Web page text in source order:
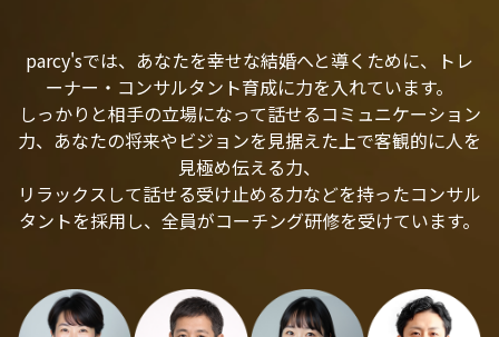
parcy'sでは、あなたを幸せな結婚へと導くために、トレ
ーナー・コンサルタント育成に力を入れています。
しっかりと相手の立場になって話せるコミュニケーション
力、あなたの将来やビジョンを見据えた上で客観的に人を
見極め伝える力、
リラックスして話せる受け止める力などを持ったコンサル
タントを採用し、全員がコーチング研修を受けています。